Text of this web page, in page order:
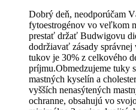
Dobrý deň, neodporúčam
fytoestrogénov vo veľkom
prestať držať Budwigovu
dodržiavať zásady
tukov je 30% z celkového
príjmu.Obmedzujeme tuky
mastných kyselín a
vyšších nenasýtených
ochranne, obsahujú vo